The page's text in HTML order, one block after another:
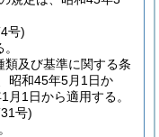
号)
及び基準に関する条
昭和45年5月1日か
1日から適用する。
号)